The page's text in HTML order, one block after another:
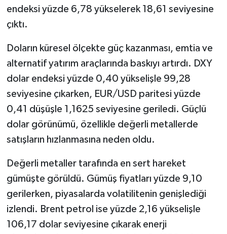
endeksi yüzde 6,78 yükselerek 18,61 seviyesine
çıktı.
Doların küresel ölçekte güç kazanması, emtia ve
alternatif yatırım araçlarında baskıyı artırdı. DXY
dolar endeksi yüzde 0,40 yükselişle 99,28
seviyesine çıkarken, EUR/USD paritesi yüzde
0,41 düşüşle 1,1625 seviyesine geriledi. Güçlü
dolar görünümü, özellikle değerli metallerde
satışların hızlanmasına neden oldu.
Değerli metaller tarafında en sert hareket
gümüşte görüldü. Gümüş fiyatları yüzde 9,10
gerilerken, piyasalarda volatilitenin genişlediği
izlendi. Brent petrol ise yüzde 2,16 yükselişle
106,17 dolar seviyesine çıkarak enerji